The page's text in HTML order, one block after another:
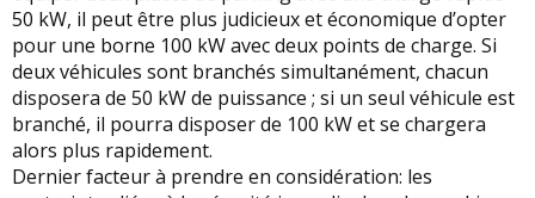
50 kW, il peut être plus judicieux et économique d’opter
pour une borne 100 kW avec deux points de charge. Si
deux véhicules sont branchés simultanément, chacun
disposera de 50 kW de puissance ; si un seul véhicule est
branché, il pourra disposer de 100 kW et se chargera
alors plus rapidement.
Dernier facteur à prendre en considération: les